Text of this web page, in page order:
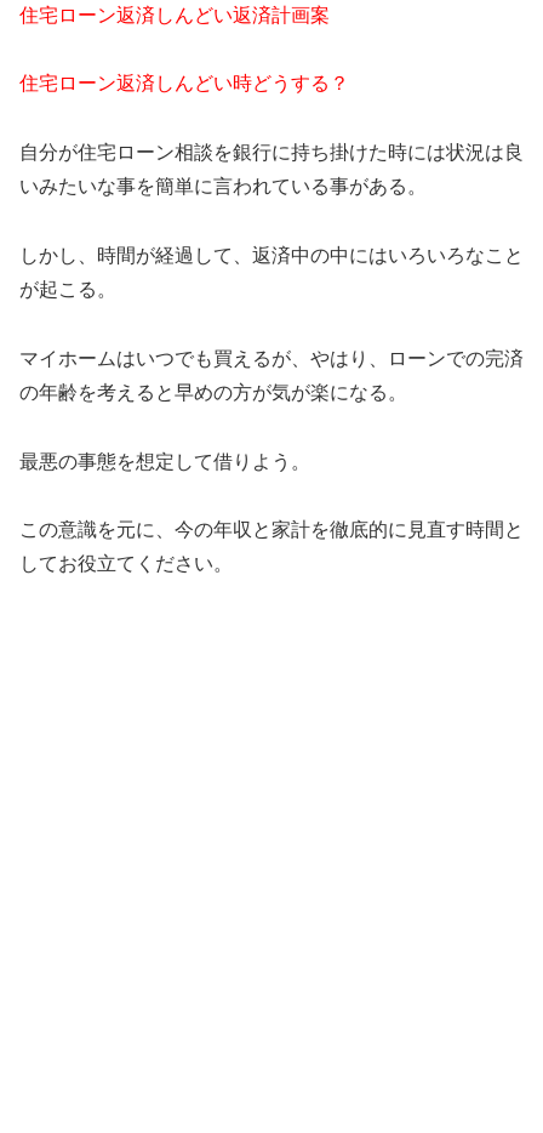
住宅ローン返済しんどい返済計画案
住宅ローン返済しんどい時どうする？
自分が住宅ローン相談を銀行に持ち掛けた時には状況は良
いみたいな事を簡単に言われている事がある。
しかし、時間が経過して、返済中の中にはいろいろなこと
が起こる。
マイホームはいつでも買えるが、やはり、ローンでの完済
の年齢を考えると早めの方が気が楽になる。
最悪の事態を想定して借りよう。
この意識を元に、今の年収と家計を徹底的に見直す時間と
してお役立てください。